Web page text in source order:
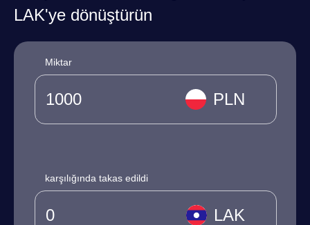
LAK'ye dönüştürün
Miktar
PLN
karşılığında takas edildi
LAK